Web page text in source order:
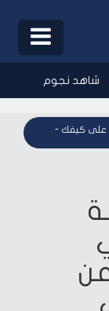
Toggle
شاهد نجوم
- كيفك نجوم اف